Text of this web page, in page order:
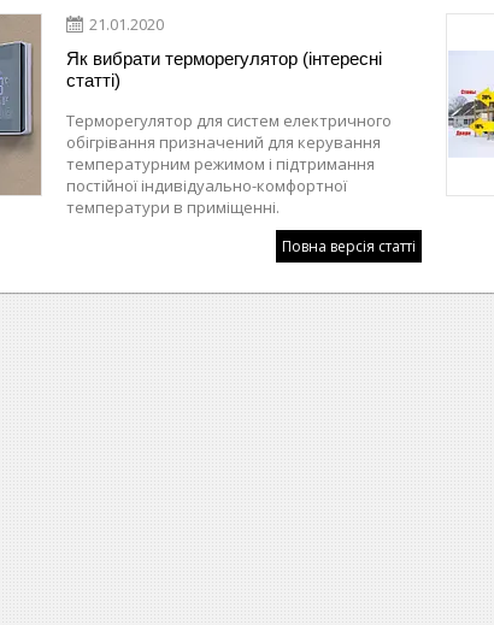
21.01.2020
Як вибрати терморегулятор (інтересні
статті)
Терморегулятор для систем електричного
обігрівання призначений для керування
температурним режимом і підтримання
постійної індивідуально-комфортної
температури в приміщенні.
Повна версія статті